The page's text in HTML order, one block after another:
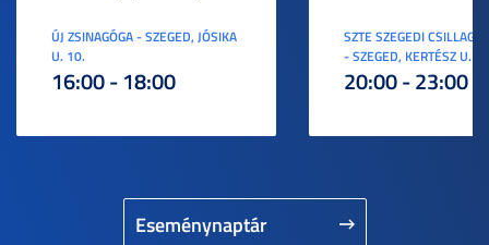
Eseménynaptár
ÚJ ZSINAGÓGA - SZEGED, JÓSIKA
U. 10.
16:00 - 18:00
SZTE SZEGEDI
- SZEGED, KERTÉSZ U. 3.
20:00 - 23:00